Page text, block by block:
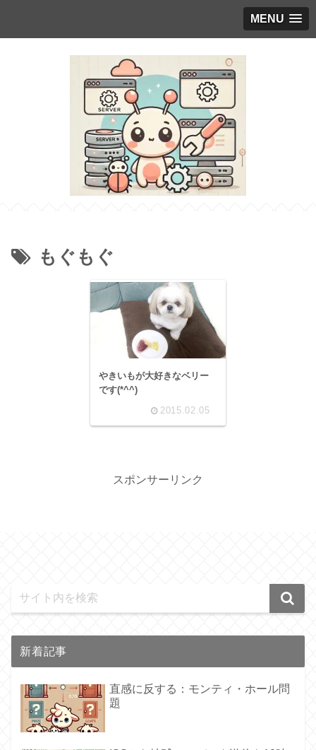
MENU
もぐもぐ
やきいもが大好きなベリー
です(*^^)
2015.02.05
スポンサーリンク
新着記事
直感に反する：モンティ・ホール問
題